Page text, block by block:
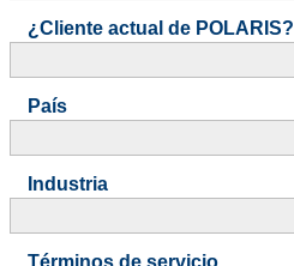
¿Cliente actual de POLARIS?
País
Industria
Términos de servicio